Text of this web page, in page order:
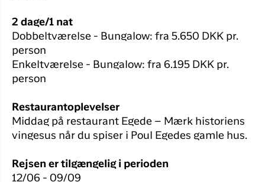
2 dage/1 nat
Dobbeltværelse - Bungalow: fra 5.650 DKK pr.
person
Enkeltværelse - Bungalow: fra 6.195 DKK pr.
person
Restaurantoplevelser
Middag på restaurant Egede – Mærk historiens
vingesus når du spiser i Poul Egedes gamle hus.
Rejsen er tilgængelig i perioden
12/06 - 09/09